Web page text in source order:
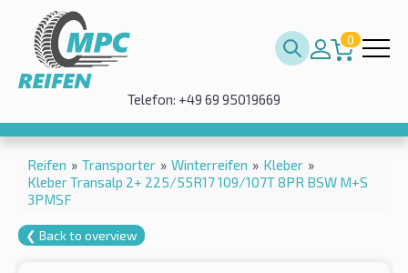
0
Telefon: +49 69 95019669
Reifen » Transporter » Winterreifen » Kleber »
Kleber Transalp 2+ 225/55R17 109/107T 8PR BSW M+S
3PMSF
❮ Back to overview